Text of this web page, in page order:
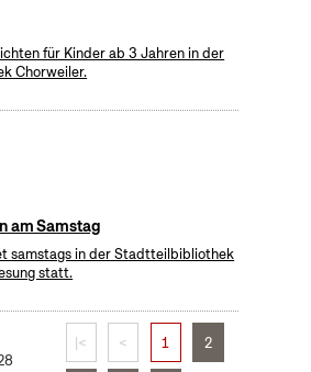
für Kinder ab 3 Jahren in der
Chorweiler.
am Samstag
samstags in der Stadtteilbibliothek
statt.
|< < 1 2